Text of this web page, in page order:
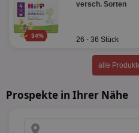
34%
versch. Sorten
26 - 36 Stück
alle
Prospekte in Ihrer Nähe